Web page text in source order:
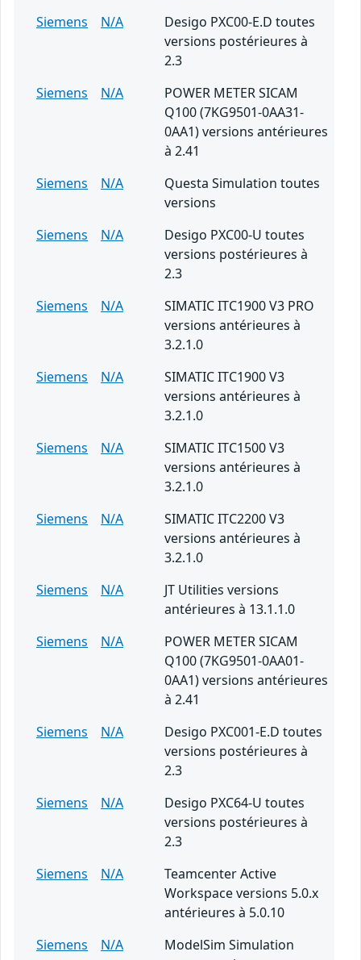
Siemens
N/A
Desigo PXC00-E.D toutes
versions postérieures à
2.3
Siemens
N/A
POWER METER SICAM
Q100 (7KG9501-0AA31-
0AA1) versions antérieures
à 2.41
Siemens
N/A
Questa Simulation toutes
versions
Siemens
N/A
Desigo PXC00-U toutes
versions postérieures à
2.3
Siemens
N/A
SIMATIC ITC1900 V3 PRO
versions antérieures à
3.2.1.0
Siemens
N/A
SIMATIC ITC1900 V3
versions antérieures à
3.2.1.0
Siemens
N/A
SIMATIC ITC1500 V3
versions antérieures à
3.2.1.0
Siemens
N/A
SIMATIC ITC2200 V3
versions antérieures à
3.2.1.0
Siemens
N/A
JT Utilities versions
antérieures à 13.1.1.0
Siemens
N/A
POWER METER SICAM
Q100 (7KG9501-0AA01-
0AA1) versions antérieures
à 2.41
Siemens
N/A
Desigo PXC001-E.D toutes
versions postérieures à
2.3
Siemens
N/A
Desigo PXC64-U toutes
versions postérieures à
2.3
Siemens
N/A
Teamcenter Active
Workspace versions 5.0.x
antérieures à 5.0.10
Siemens
N/A
ModelSim Simulation